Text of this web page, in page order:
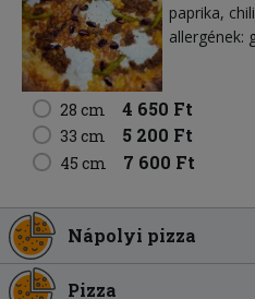
paprika
allergének:
28 cm 4 650 Ft
33 cm 5 200 Ft
45 cm 7 600 Ft
Nápolyi pizza
Pizza